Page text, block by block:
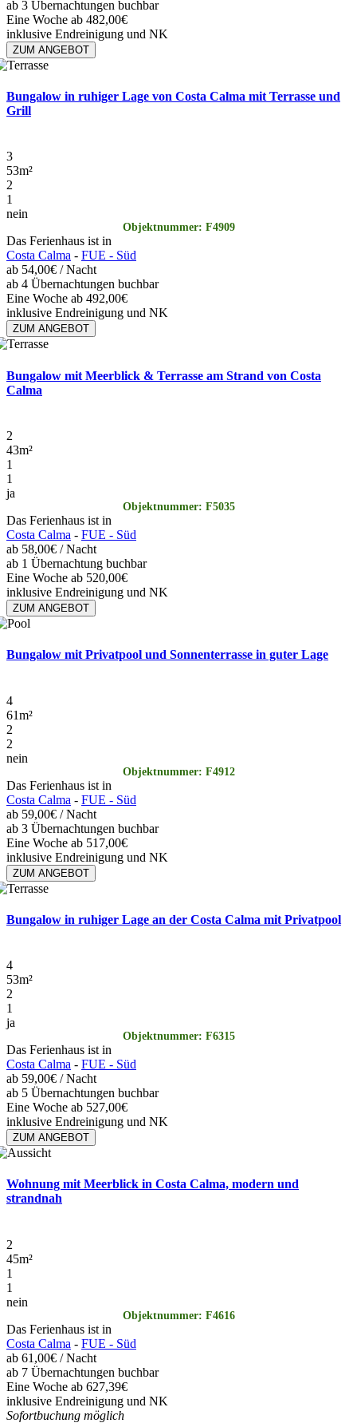
ab 3 Übernachtungen buchbar
Eine Woche ab 482,00€
inklusive Endreinigung und NK
ZUM ANGEBOT
Bungalow in ruhiger Lage von Costa Calma mit Terrasse und
Grill
3
53m²
2
1
nein
Objektnummer: F4909
Das Ferienhaus ist in
Costa Calma - FUE - Süd
ab 54,00€ / Nacht
ab 4 Übernachtungen buchbar
Eine Woche ab 492,00€
inklusive Endreinigung und NK
ZUM ANGEBOT
Bungalow mit Meerblick & Terrasse am Strand von Costa
Calma
2
43m²
1
1
ja
Objektnummer: F5035
Das Ferienhaus ist in
Costa Calma - FUE - Süd
ab 58,00€ / Nacht
ab 1 Übernachtung buchbar
Eine Woche ab 520,00€
inklusive Endreinigung und NK
ZUM ANGEBOT
Bungalow mit Privatpool und Sonnenterrasse in guter Lage
4
61m²
2
2
nein
Objektnummer: F4912
Das Ferienhaus ist in
Costa Calma - FUE - Süd
ab 59,00€ / Nacht
ab 3 Übernachtungen buchbar
Eine Woche ab 517,00€
inklusive Endreinigung und NK
ZUM ANGEBOT
Bungalow in ruhiger Lage an der Costa Calma mit Privatpool
4
53m²
2
1
ja
Objektnummer: F6315
Das Ferienhaus ist in
Costa Calma - FUE - Süd
ab 59,00€ / Nacht
ab 5 Übernachtungen buchbar
Eine Woche ab 527,00€
inklusive Endreinigung und NK
ZUM ANGEBOT
Wohnung mit Meerblick in Costa Calma, modern und
strandnah
2
45m²
1
1
nein
Objektnummer: F4616
Das Ferienhaus ist in
Costa Calma - FUE - Süd
ab 61,00€ / Nacht
ab 7 Übernachtungen buchbar
Eine Woche ab 627,39€
inklusive Endreinigung und NK
Sofortbuchung möglich